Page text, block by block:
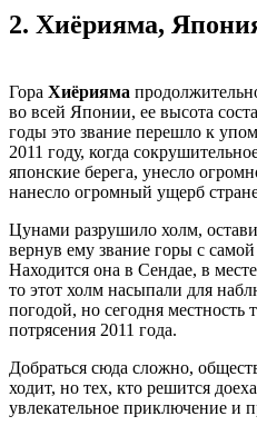
2. Хиёрияма,
Гора Хиёрияма
во всей Японии, ее высота
годы это звание перешло к
2011 году, когда
японские берега, унесло
нанесло огромный ущерб
Цунами разрушило холм,
вернув ему звание горы с
Находится она в Сендае, в
то этот холм насыпали для
погодой, но сегодня местность
потрясения 2011 года.
Добраться сюда сложно,
ходит, но тех, кто решится
увлекательное приключение и